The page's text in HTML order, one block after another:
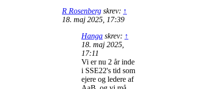
R Rosenberg skrev: ↑
18. maj 2025, 17:39
Hanga skrev: ↑
18. maj 2025,
17:11
Vi er nu 2 år inde
i SSE22's tid som
ejere og ledere af